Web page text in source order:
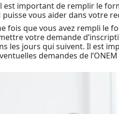
est important de remplir le
vous aider dans votre
fois que vous avez rempli le
votre demande
les jours qui suivent. Il est
demandes de